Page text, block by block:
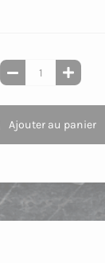
Ajouter au panier